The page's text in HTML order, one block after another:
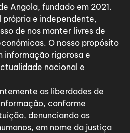
Angola, fundado em 2021.
própria e independente,
de nos manter livres de
O nosso propósito
informação rigorosa e
nacional e
as liberdades de
conforme
denunciando as
em nome da justiça